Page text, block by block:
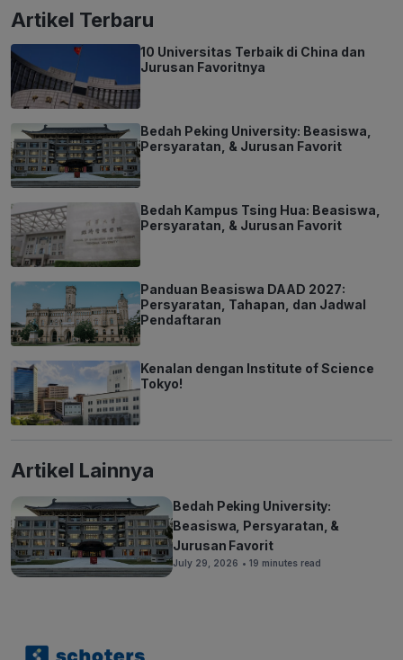
Artikel Terbaru
10 Universitas Terbaik di China dan
Jurusan Favoritnya
Bedah Peking University: Beasiswa,
Persyaratan, & Jurusan Favorit
Bedah Kampus Tsing Hua: Beasiswa,
Persyaratan, & Jurusan Favorit
Panduan Beasiswa DAAD 2027:
Persyaratan, Tahapan, dan Jadwal
Pendaftaran
Kenalan dengan Institute of Science
Tokyo!
Artikel Lainnya
Bedah Peking University:
Beasiswa, Persyaratan, &
Jurusan Favorit
July 29, 2026 • 19 minutes read